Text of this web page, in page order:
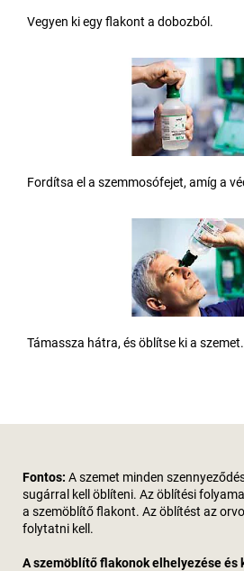
Vegyen ki egy flakont a dobozból.
Fordítsa el a szemmosófejet, amíg a
Támassza hátra, és öblítse ki a szemet.
Fontos: A szemet minden
sugárral kell öblíteni. Az öblítési
a szemöblítő flakont. Az öblítést az
folytatni kell.
A szemöblítő flakonok elhelyezése és